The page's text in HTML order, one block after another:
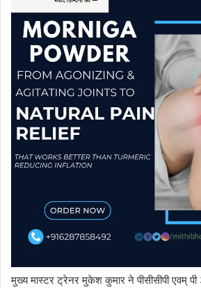
मुख्य मास्टर ट्रेनर मुकेश कुमार ने पीसीसीपी एवम् पी